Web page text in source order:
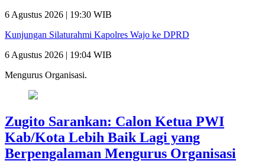
6 Agustus 2026 | 19:30 WIB
Kunjungan Silaturahmi Kapolres Wajo ke DPRD
6 Agustus 2026 | 19:04 WIB
Mengurus Organisasi.
Zugito Sarankan: Calon Ketua PWI
Kab/Kota Lebih Baik Lagi yang
Berpengalaman Mengurus Organisasi